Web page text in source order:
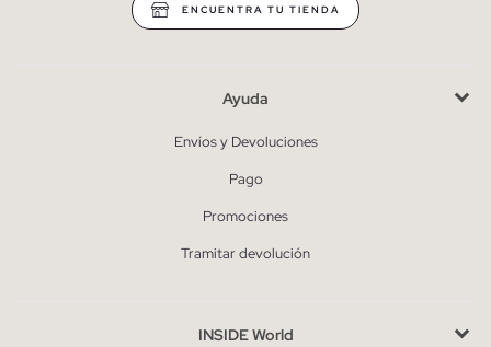
ENCUENTRA TU TIENDA
Ayuda
Envíos y Devoluciones
Pago
Promociones
Tramitar devolución
INSIDE World